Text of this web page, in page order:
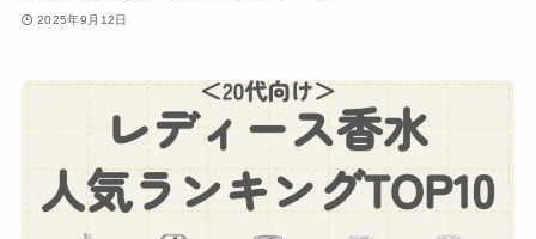
2025年9月12日